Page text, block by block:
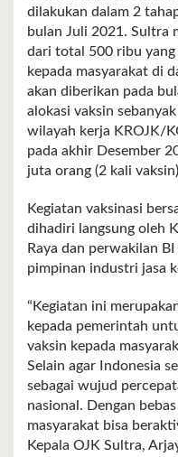
dilakukan dalam 2
bulan Juli 2021. Sultra
dari total 500 ribu
kepada masyarakat di
akan diberikan pada
alokasi vaksin
wilayah kerja KROJK/
pada akhir Desember
juta orang (2 kali
Kegiatan vaksinasi
dihadiri langsung oleh
Raya dan perwakilan
pimpinan industri jasa
“Kegiatan ini
kepada pemerintah
vaksin kepada
Selain agar Indonesia
sebagai wujud
nasional. Dengan
masyarakat bisa
Kepala OJK Sultra,